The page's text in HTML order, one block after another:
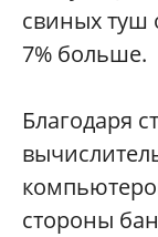
свиных туш
7% больше.
Благодаря
стороны